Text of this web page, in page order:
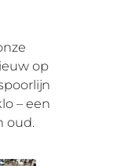
op
– een
oud.